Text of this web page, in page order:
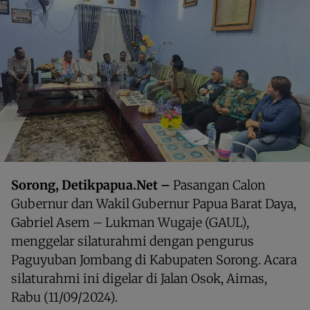
Sorong, Detikpapua.Net – Pasangan Calon
Gubernur dan Wakil Gubernur Papua Barat Daya,
Gabriel Asem – Lukman Wugaje (GAUL),
menggelar silaturahmi dengan pengurus
Paguyuban Jombang di Kabupaten Sorong. Acara
silaturahmi ini digelar di Jalan Osok, Aimas,
Rabu (11/09/2024).